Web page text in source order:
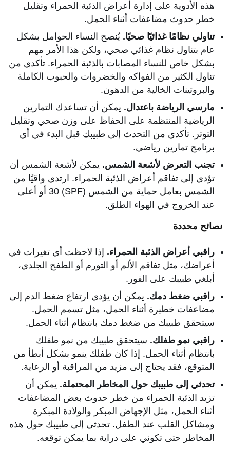
هذه الأدوية على إدارة أعراض الذئبة الحمراء وتقليل
خطر حدوث مضاعفات أثناء الحمل.
تناولي نظامًا غذائيًا صحيًا. يُنصح النساء الحوامل بشكل
عام بتناول نظام غذائي صحي، ولكن هذا الأمر مهم
بشكل خاص للنساء المصابات بالذئبة الحمراء. تأكدي من
تناول الكثير من الفواكه والخضروات والحبوب الكاملة
والبروتينات الخالية من الدهون.
مارسي الرياضة باعتدال. يمكن أن تساعدك التمارين
الرياضية المنتظمة على الحفاظ على وزن صحي وتقليل
التوتر. تأكدي من التحدث إلى طبيبك قبل البدء في أي
برنامج تمارين رياضي.
تجنب التعرض لأشعة الشمس. يمكن لأشعة الشمس أن
تؤدي إلى تفاقم أعراض الذئبة الحمراء. ارتدي واقيًا من
الشمس بعامل حماية من الشمس (SPF) 30 أو أعلى
عند الخروج في الهواء الطلق.
نصائح محددة
راقبي أعراض الذئبة الحمراء. إذا لاحظت أي تغيرات في
أعراضك، مثل تفاقم الألم أو التورم أو الطفح الجلدي،
أبلغي طبيبك على الفور.
راقبي ضغط دمك. يمكن أن يؤدي ارتفاع ضغط الدم إلى
مضاعفات خطيرة أثناء الحمل، مثل تسمم الحمل.
سيتحقق طبيبك من ضغط دمك بانتظام أثناء الحمل.
راقبي نمو طفلك. سيتحقق طبيبك من نمو طفلك
بانتظام أثناء الحمل. إذا كان طفلك ينمو بشكل أبطأ من
المتوقع، فقد يحتاج إلى مزيد من المراقبة أو الرعاية.
تحدثي إلى طبيبك حول المخاطر المحتملة. يمكن أن
تزيد الذئبة الحمراء من خطر حدوث بعض المضاعفات
أثناء الحمل، مثل الإجهاض المبكر والولادة المبكرة
ومشاكل القلب عند الطفل. تحدثي إلى طبيبك حول هذه
المخاطر حتى تكوني على دراية بما يمكن توقعه.